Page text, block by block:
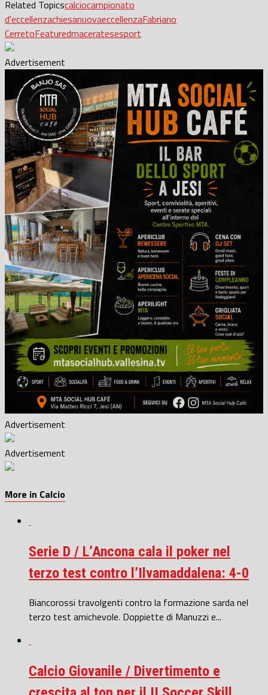
Related Topicscalciocampionato
d'eccellenzachiesanuovaeccellenzaFabriano
CerretoFeaturedmaceratesesport
Advertisement
Advertisement
Advertisement
More in Calcio
Serie D / L’Ancona cala il poker nel
terzo test contro l’Ilvamaddalena: 4-0
Biancorossi travolgenti contro la formazione sarda nel
terzo test amichevole. Doppiette di Manuzzi e...
Calcio Giovanile / Divertimento e